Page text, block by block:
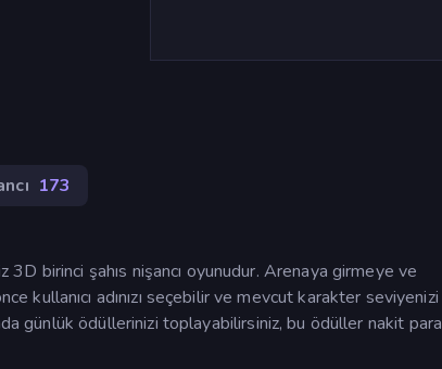
173
3D birinci şahıs nişancı oyunudur. Arenaya girmeye ve
kullanıcı adınızı seçebilir ve mevcut karakter seviyenizi
günlük ödüllerinizi toplayabilirsiniz, bu ödüller nakit para